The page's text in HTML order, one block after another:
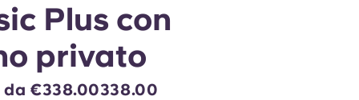
Diventa partner di Yugo
Plus con
privato
€338.00338.00